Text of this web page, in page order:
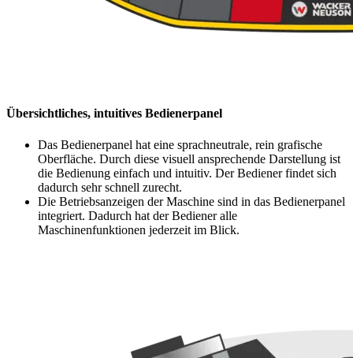
Übersichtliches, intuitives Bedienerpanel
Das Bedienerpanel hat eine sprachneutrale, rein grafische
Oberfläche. Durch diese visuell ansprechende Darstellung ist
die Bedienung einfach und intuitiv. Der Bediener findet sich
dadurch sehr schnell zurecht.
Die Betriebsanzeigen der Maschine sind in das Bedienerpanel
integriert. Dadurch hat der Bediener alle
Maschinenfunktionen jederzeit im Blick.